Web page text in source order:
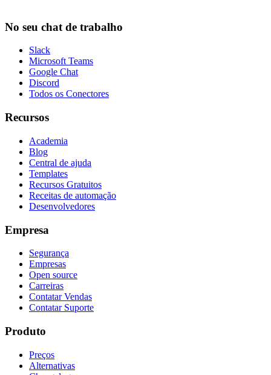
No seu chat de trabalho
Slack
Microsoft Teams
Google Chat
Discord
Todos os Conectores
Recursos
Academia
Blog
Central de ajuda
Templates
Recursos Gratuitos
Receitas de automação
Desenvolvedores
Empresa
Segurança
Empresas
Open source
Carreiras
Contatar Vendas
Contatar Suporte
Produto
Preços
Alternativas